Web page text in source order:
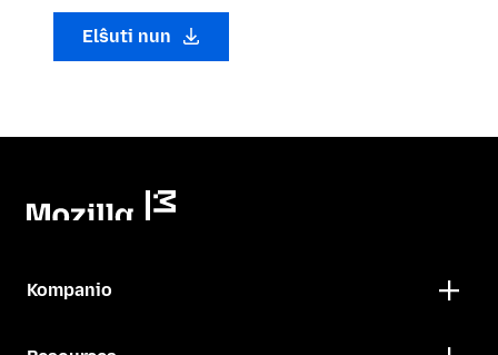
Elŝuti nun
Kompanio